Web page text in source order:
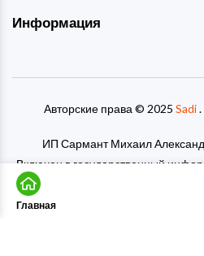
Главная
Информация
Авторские права © 2025 Sadi.
ИП Сармант Михаил
Включен в государственный